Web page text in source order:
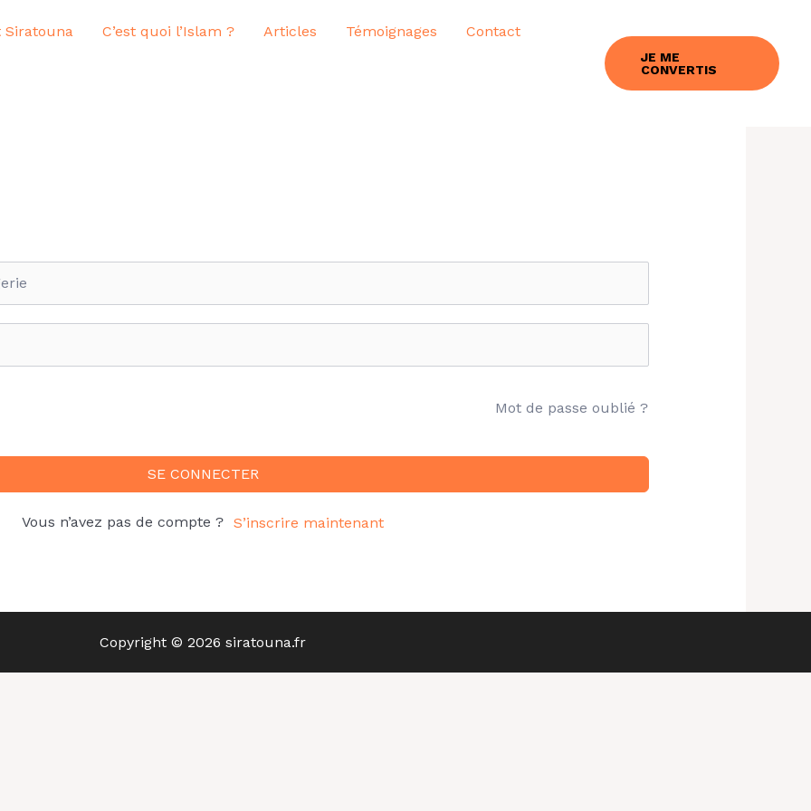
Siratouna C’est quoi l’Islam ? Articles Témoignages Contact
JE ME
CONVERTIS
Mot de passe oublié ?
SE CONNECTER
Vous n’avez pas de compte ? S’inscrire maintenant
Copyright © 2026 siratouna.fr